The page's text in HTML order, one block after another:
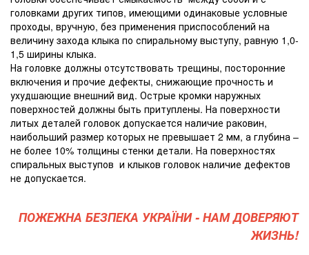
головками других типов, имеющими одинаковые условные
проходы, вручную, без применения приспособлений на
величину захода клыка по спиральному выступу, равную 1,0-
1,5 ширины клыка.
На головке должны отсутствовать трещины, посторонние
включения и прочие дефекты, снижающие прочность и
ухудшающие внешний вид. Острые кромки наружных
поверхностей должны быть притуплены. На поверхности
литых деталей головок допускается наличие раковин,
наибольший размер которых не превышает 2 мм, а глубина –
не более 10% толщины стенки детали. На поверхностях
спиральных выступов и клыков головок наличие дефектов
не допускается.
ПОЖЕЖНА БЕЗПЕКА УКРАЇНИ - НАМ ДОВЕРЯЮТ
ЖИЗНЬ!